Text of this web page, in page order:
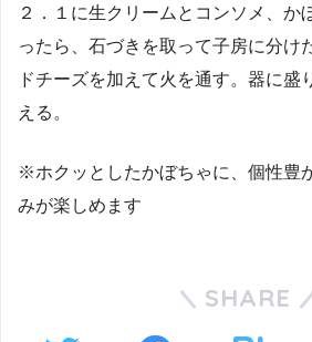
２．１に生クリームとコンソメ、か
ったら、石づきを取って子房に分け
ドチーズを加えて火を通す。器に盛
える。
※ホクッとしたかぼちゃに、個性豊
みが楽しめます
SHARE